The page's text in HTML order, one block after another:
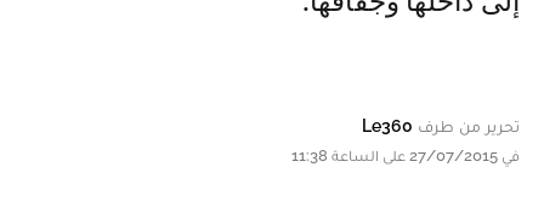
تحرير من طرف Le360
في 27/07/2015 على الساعة 11:38